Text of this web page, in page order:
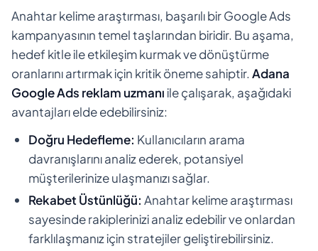
Anahtar kelime araştırması, başarılı bir Google Ads
kampanyasının temel taşlarından biridir. Bu aşama,
hedef kitle ile etkileşim kurmak ve dönüştürme
oranlarını artırmak için kritik öneme sahiptir. Adana
Google Ads reklam uzmanıile çalışarak, aşağıdaki
avantajları elde edebilirsiniz:
Doğru Hedefleme: Kullanıcıların arama
davranışlarını analiz ederek, potansiyel
müşterilerinize ulaşmanızı sağlar.
Rekabet Üstünlüğü: Anahtar kelime araştırması
sayesinde rakiplerinizi analiz edebilir ve onlardan
farklılaşmanız için stratejiler geliştirebilirsiniz.